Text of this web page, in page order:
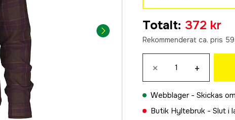
449 kr
M
449 kr
L
372 kr
XL
372 kr
Totalt: 372 kr
Rekommenderat ca. pris
× +
Webblager - Skickas
Butik Hyltebruk - Slut i